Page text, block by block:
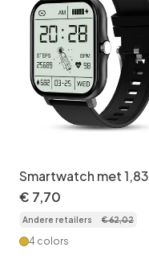
Smartwatch met 1,83
inch volledig
touchscreen en
fitnesstracker CXI-
00006
€ 7,70
Andere retailers €62,02
4 colors